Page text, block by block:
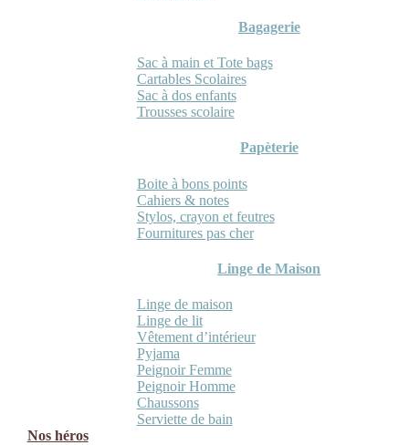
Bagagerie
Sac à main et Tote bags
Cartables Scolaires
Sac à dos enfants
Trousses scolaire
Papèterie
Boite à bons points
Cahiers & notes
Stylos, crayon et feutres
Fournitures pas cher
Linge de Maison
Linge de maison
Linge de lit
Vêtement d’intérieur
Pyjama
Peignoir Femme
Peignoir Homme
Chaussons
Serviette de bain
Nos héros